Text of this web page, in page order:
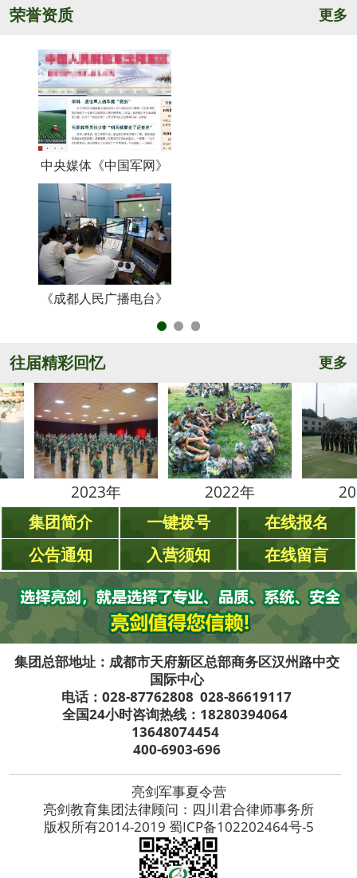
荣誉资质 更多
中央媒体《中国军网》
《成都人民广播电台》
往届精彩回忆 更多
集团简介 一键拨号
在线报名
公告通知
入营须知 在线留言
集团总部地址：成都市天府新区总部商务区汉州路中交
国际中心
电话：028-87762808 028-86619117
全国24小时咨询热线：18280394064
13648074454
400-6903-696
亮剑军事夏令营
亮剑教育集团法律顾问：四川君合律师事务所
版权所有2014-2019 蜀ICP备102202464号-5